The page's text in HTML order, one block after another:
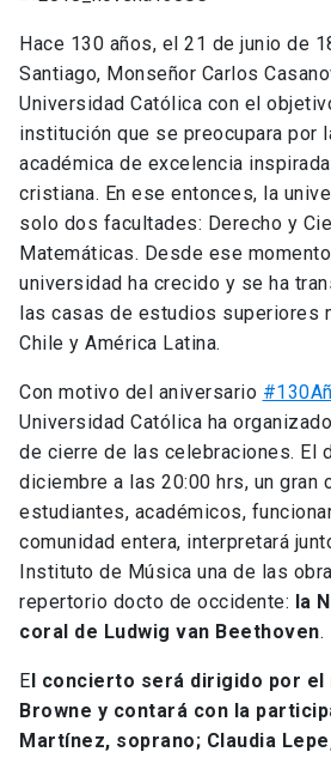
Hace 130 años, el 21 de junio de
Santiago, Monseñor Carlos
Universidad Católica con el
institución que se preocupara por
académica de excelencia
cristiana. En ese entonces, la
solo dos facultades: Derecho y
Matemáticas. Desde ese
universidad ha crecido y se ha
las casas de estudios superiores
Chile y América Latina.
Con motivo del aniversario
Universidad Católica ha
de cierre de las celebraciones. El
diciembre a las 20:00 hrs, un gran
estudiantes, académicos,
comunidad entera, interpretará
Instituto de Música una de las
repertorio docto de occidente: la
coral de Ludwig van Beethoven.
El concierto será dirigido por el
Browne y contará con la
Martínez, soprano; Claudia